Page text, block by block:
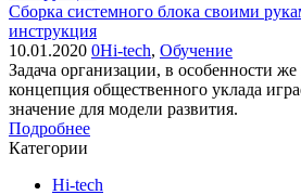
Сборка системного блока своими
инструкция
10.01.2020 0Hi-tech, Обучение
Задача организации, в особенности
концепция общественного уклада
значение для модели развития.
Подробнее
Категории
Hi-tech